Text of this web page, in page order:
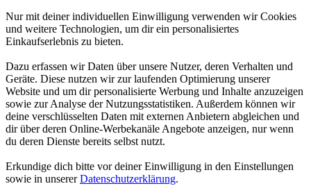
Nur mit deiner individuellen Einwilligung verwenden wir Cookies
und weitere Technologien, um dir ein personalisiertes
Einkaufserlebnis zu bieten.
Dazu erfassen wir Daten über unsere Nutzer, deren Verhalten und
Geräte. Diese nutzen wir zur laufenden Optimierung unserer
Website und um dir personalisierte Werbung und Inhalte anzuzeigen
sowie zur Analyse der Nutzungsstatistiken. Außerdem können wir
deine verschlüsselten Daten mit externen Anbietern abgleichen und
dir über deren Online-Werbekanäle Angebote anzeigen, nur wenn
du deren Dienste bereits selbst nutzt.
Erkundige dich bitte vor deiner Einwilligung in den Einstellungen
sowie in unsererDatenschutzerklärung.